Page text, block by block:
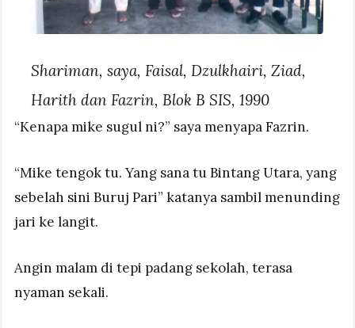
Shariman, saya, Faisal, Dzulkhairi, Ziad,
Harith dan Fazrin, Blok B SIS, 1990
“Kenapa mike sugul ni?” saya menyapa Fazrin.
“Mike tengok tu. Yang sana tu Bintang Utara, yang
sebelah sini Buruj Pari” katanya sambil menunding
jari ke langit.
Angin malam di tepi padang sekolah, terasa
nyaman sekali.